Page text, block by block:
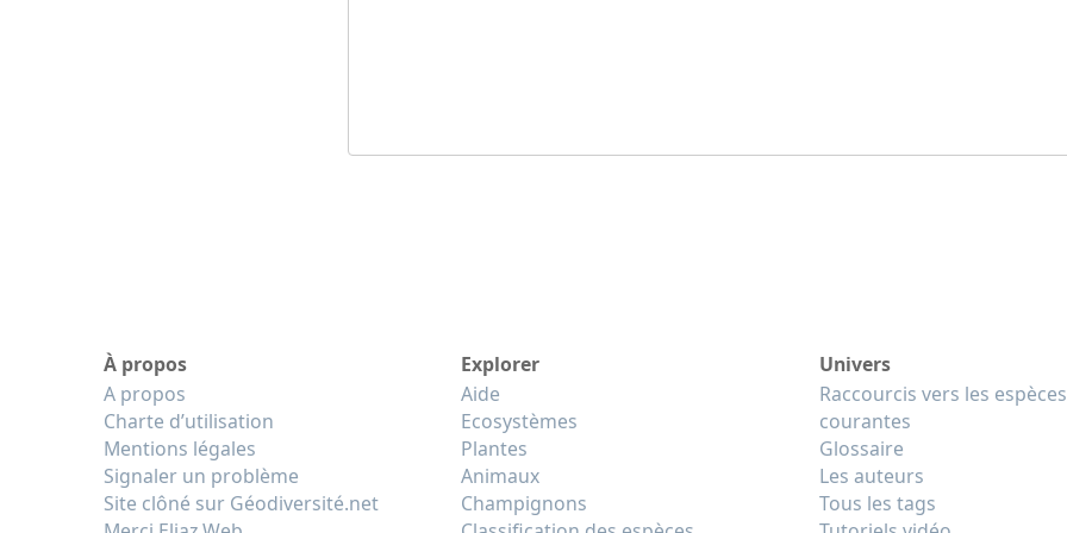
À propos
A propos
Charte d’utilisation
Mentions légales
Signaler un problème
Site clôné sur Géodiversité.net
Explorer
Aide
Ecosystèmes
Plantes
Animaux
Champignons
Univers
Raccourcis vers les espèces
courantes
Glossaire
Les auteurs
Tous les tags